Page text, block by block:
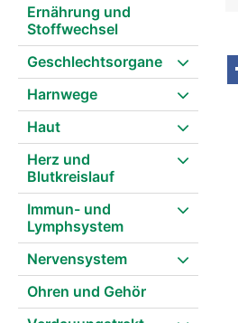
Ernährung und
Stoffwechsel
Geschlechtsorgane
Harnwege
Haut
Herz und
Blutkreislauf
Immun- und
Lymphsystem
Nervensystem
Ohren und Gehör